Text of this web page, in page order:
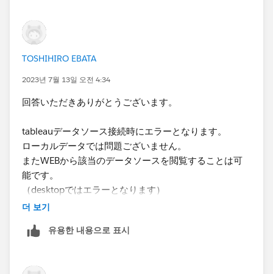
TOSHIHIRO EBATA
2023년 7월 13일 오전 4:34
回答いただきありがとうございます。
tableauデータソース接続時にエラーとなります。
ローカルデータでは問題ございません。
またWEBから該当のデータソースを閲覧することは可
能です。
（desktopではエラーとなります）
レジストリは
더 보기
유용한 내용으로 표시